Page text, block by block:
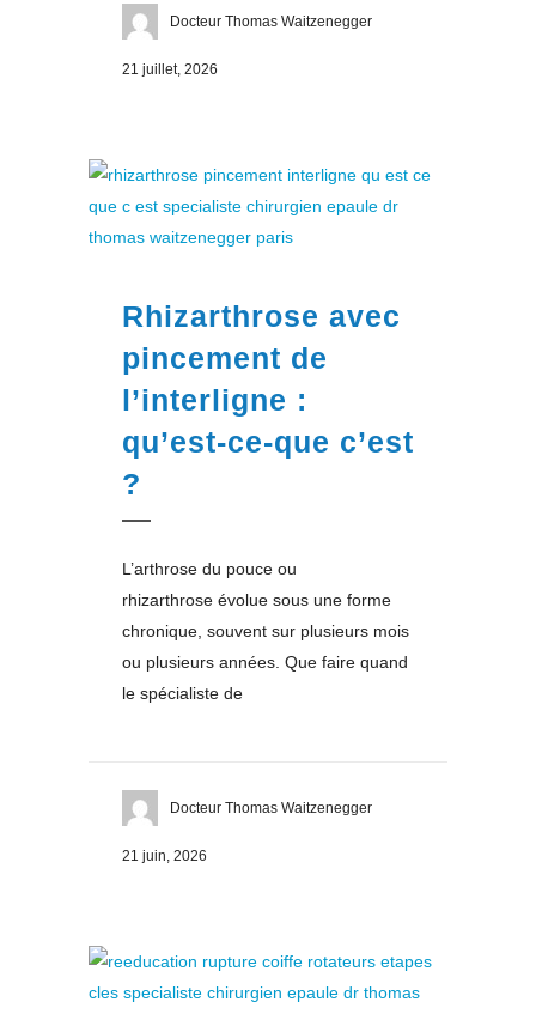
Docteur Thomas Waitzenegger
21 juillet, 2026
Rhizarthrose avec
pincement de
l’interligne :
qu’est-ce-que c’est
?
L’arthrose du pouce ou
rhizarthrose évolue sous une forme
chronique, souvent sur plusieurs mois
ou plusieurs années. Que faire quand
le spécialiste de
Docteur Thomas Waitzenegger
21 juin, 2026